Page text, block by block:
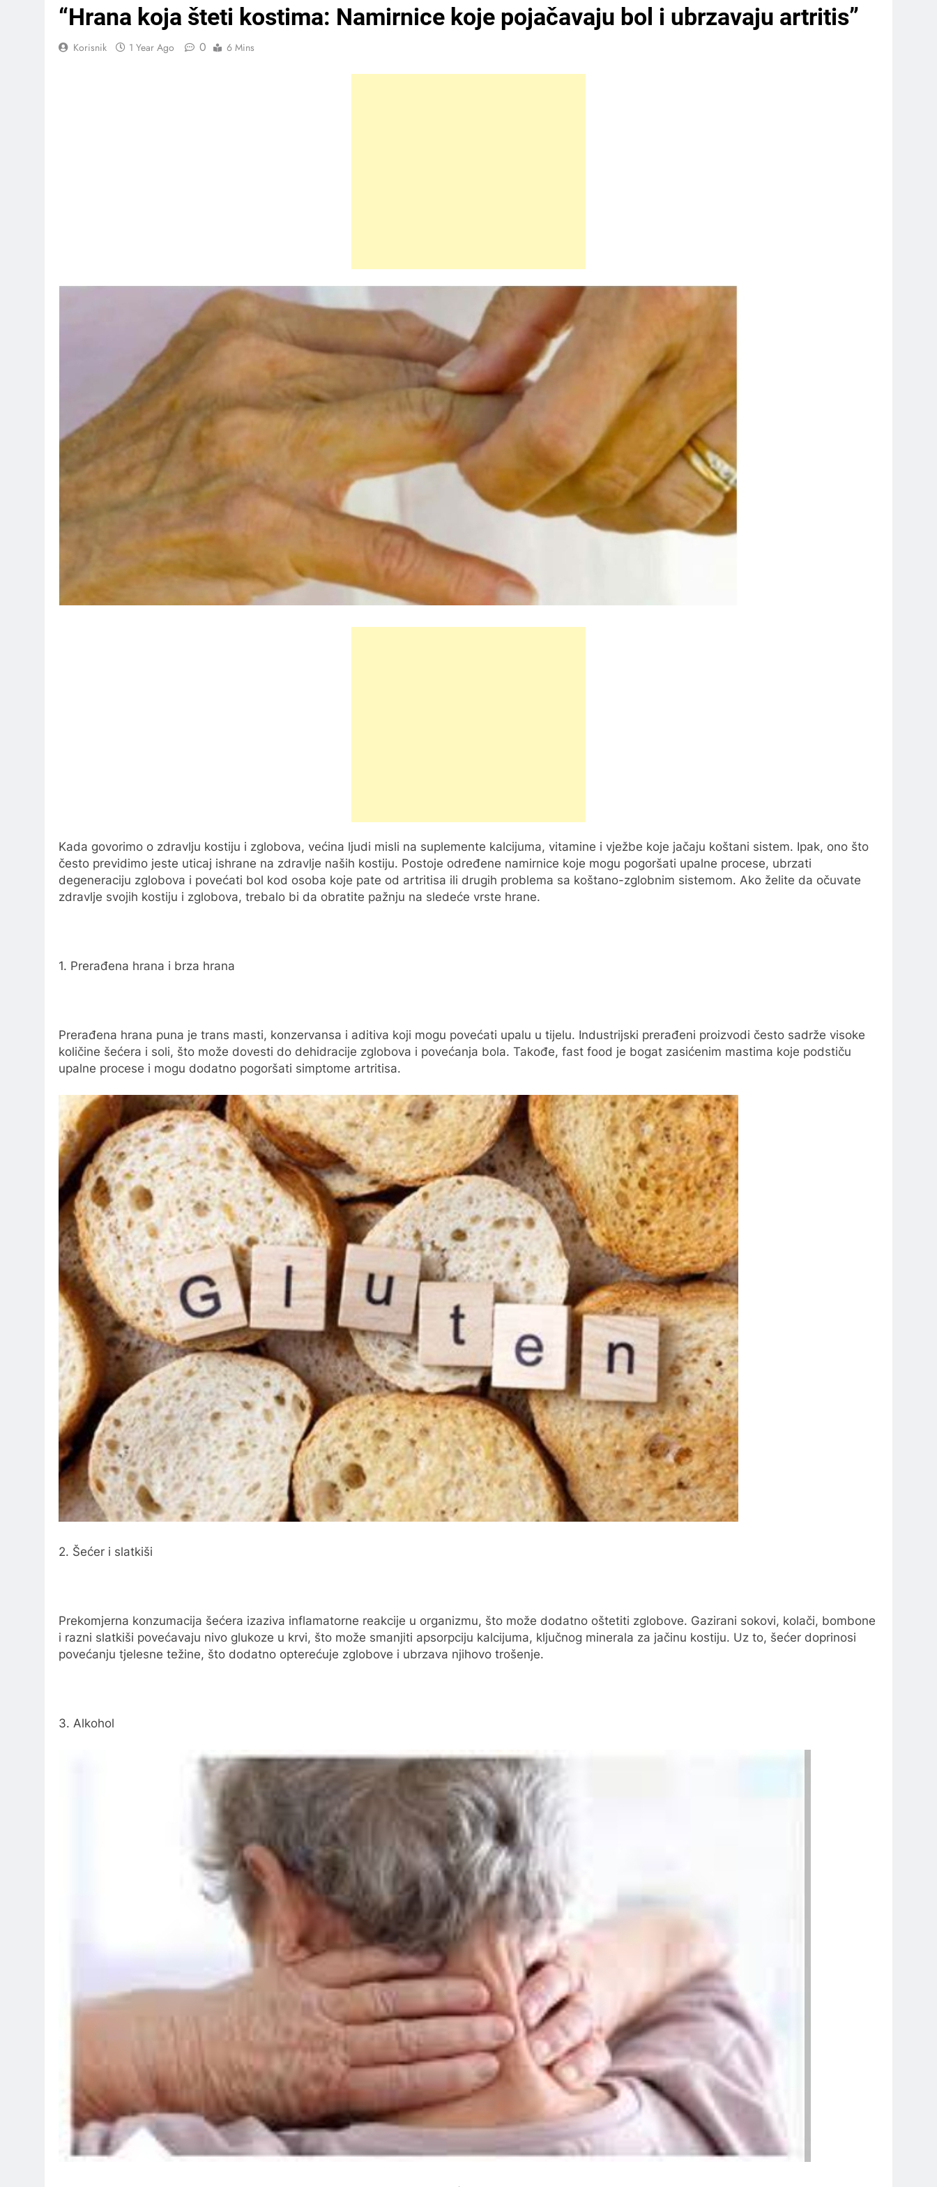
“Hrana koja šteti kostima: Namirnice koje pojačavaju bol i ubrzavaju artritis”
Korisnik 1 Year Ago 0 6 Mins
Kada govorimo o zdravlju kostiju i zglobova, većina ljudi misli na suplemente kalcijuma, vitamine i vježbe koje jačaju koštani sistem. Ipak, ono što
često previdimo jeste uticaj ishrane na zdravlje naših kostiju. Postoje određene namirnice koje mogu pogoršati upalne procese, ubrzati
degeneraciju zglobova i povećati bol kod osoba koje pate od artritisa ili drugih problema sa koštano-zglobnim sistemom. Ako želite da očuvate
zdravlje svojih kostiju i zglobova, trebalo bi da obratite pažnju na sledeće vrste hrane.
1. Prerađena hrana i brza hrana
Prerađena hrana puna je trans masti, konzervansa i aditiva koji mogu povećati upalu u tijelu. Industrijski prerađeni proizvodi često sadrže visoke
količine šećera i soli, što može dovesti do dehidracije zglobova i povećanja bola. Takođe, fast food je bogat zasićenim mastima koje podstiču
upalne procese i mogu dodatno pogoršati simptome artritisa.
2. Šećer i slatkiši
Prekomjerna konzumacija šećera izaziva inflamatorne reakcije u organizmu, što može dodatno oštetiti zglobove. Gazirani sokovi, kolači, bombone
i razni slatkiši povećavaju nivo glukoze u krvi, što može smanjiti apsorpciju kalcijuma, ključnog minerala za jačinu kostiju. Uz to, šećer doprinosi
povećanju tjelesne težine, što dodatno opterećuje zglobove i ubrzava njihovo trošenje.
3. Alkohol